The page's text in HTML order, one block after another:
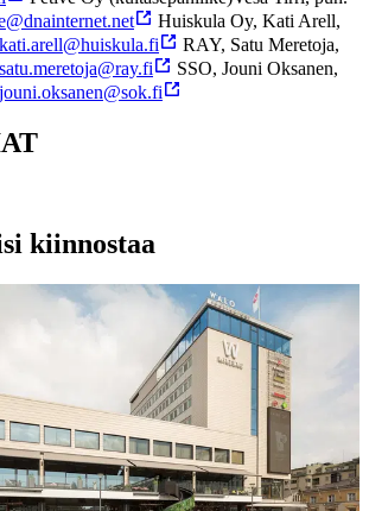
Huiskula Oy, Kati Arell,
kati.arell@huiskula.fi
RAY, Satu Meretoja,
satu.meretoja@ray.fi
SSO, Jouni Oksanen,
jouni.oksanen@sok.fi
kiinnostaa